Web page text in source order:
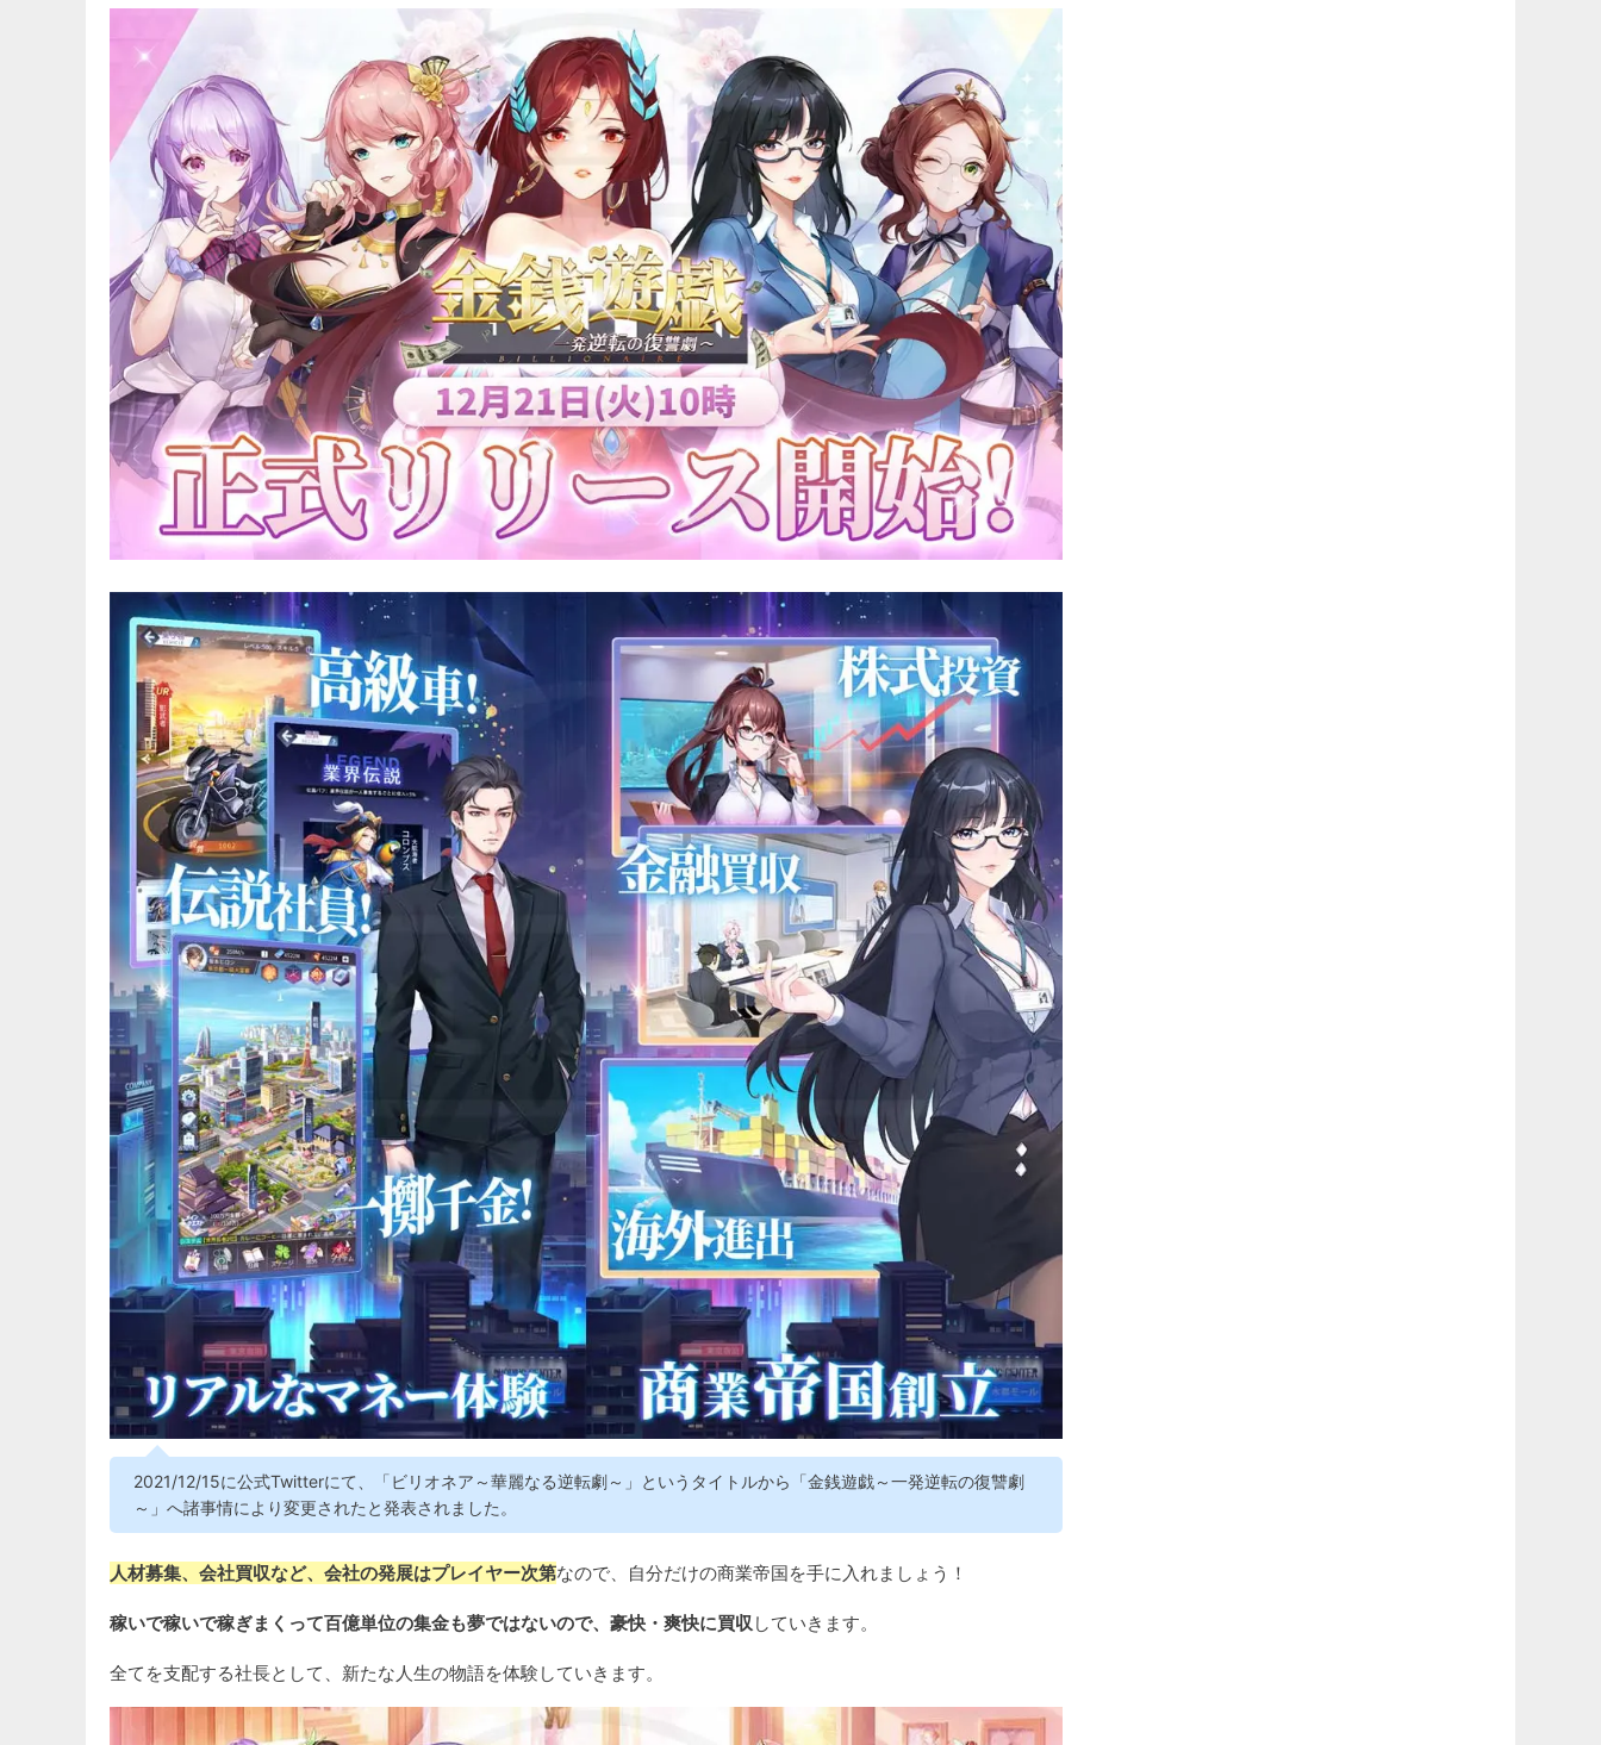
2021/12/15に公式Twitterにて、「ビリオネア～華麗なる逆転劇～」というタイトルから「金銭遊戯～一発逆転の復讐劇
～」へ諸事情により変更されたと発表されました。
人材募集、会社買収など、会社の発展はプレイヤー次第なので、自分だけの商業帝国を手に入れましょう！
稼いで稼いで稼ぎまくって百億単位の集金も夢ではないので、豪快・爽快に買収していきます。
全てを支配する社長として、新たな人生の物語を体験していきます。